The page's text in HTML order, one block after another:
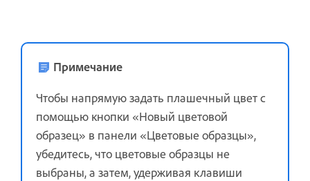
Примечание
Чтобы напрямую задать плашечный цвет с
помощью кнопки «Новый цветовой
образец» в панели «Цветовые образцы»,
убедитесь, что цветовые образцы не
выбраны, а затем, удерживая клавиши